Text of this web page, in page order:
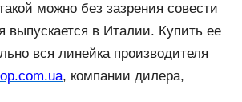
можно без зазрения совести
выпускается в Италии. Купить ее
вся линейка производителя
, компании дилера,